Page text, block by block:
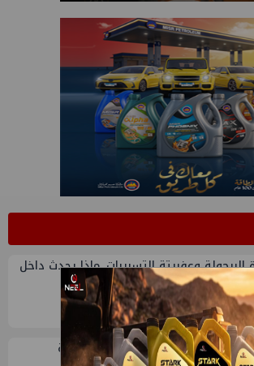
البرجولة وعفريتة التسريبات..ماذا يحدث داخل
الفني للوزير؟
شديدة الحرارة ورطوبة مرتفعة.. حالة